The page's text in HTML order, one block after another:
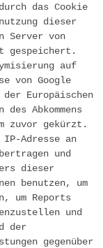
das Cookie
dieser
Server von
gespeichert.
auf
von Google
Europäischen
Abkommens
zuvor gekürzt.
Adresse an
und
dieser
benutzen, um
um Reports
und
der
gegenüber